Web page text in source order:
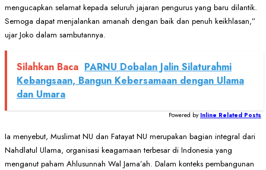
mengucapkan selamat kepada seluruh jajaran pengurus yang baru dilantik.
Semoga dapat menjalankan amanah dengan baik dan penuh keikhlasan,”
ujar Joko dalam sambutannya.
Silahkan Baca PARNU Dobalan Jalin Silaturahmi
Kebangsaan, Bangun Kebersamaan dengan Ulama
dan Umara
Powered by Inline Related Posts
Ia menyebut, Muslimat NU dan Fatayat NU merupakan bagian integral dari
Nahdlatul Ulama, organisasi keagamaan terbesar di Indonesia yang
menganut paham Ahlusunnah Wal Jama’ah. Dalam konteks pembangunan